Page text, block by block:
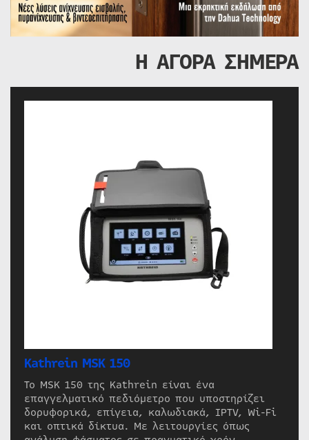
Η ΑΓΟΡΑ ΣΗΜΕΡΑ
Kathrein MSK 150
Το MSK 150 της Kathrein είναι ένα
επαγγελματικό πεδιόμετρο που υποστηρίζει
δορυφορικά, επίγεια, καλωδιακά, IPTV, Wi-Fi
και οπτικά δίκτυα. Με λειτουργίες όπως